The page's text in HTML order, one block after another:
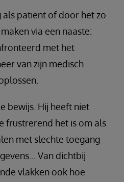
patiënt of door het zo
via een naaste:
met het
van zijn medisch
bewijs. Hij heeft niet
frustrerend het is om als
met slechte toegang
Van dichtbij
vlakken ook hoe